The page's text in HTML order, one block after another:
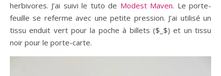
herbivores. J’ai suivi le tuto de Modest Maven. Le porte-
feuille se referme avec une petite pression. J’ai utilisé un
tissu enduit vert pour la poche à billets ($_$) et un tissu
noir pour le porte-carte.